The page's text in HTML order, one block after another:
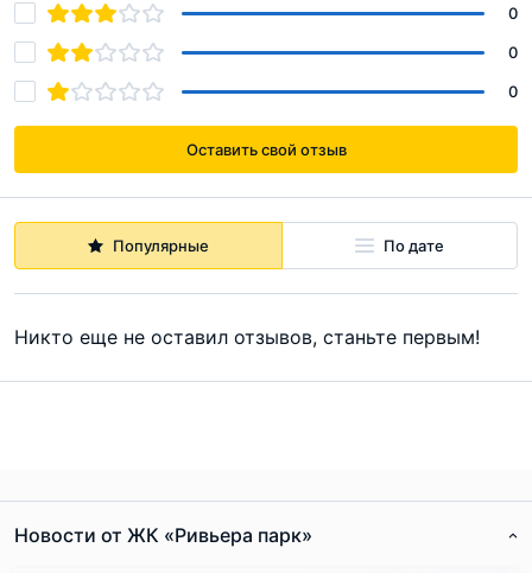
Военная ипотека Нет
Тип здания Монолитно-кирпичное
Этажность 10
Отделка от
Без отделки
Потолки 2.75
Количество квартир
Оставить свой отзыв
Популярные По дате
Никто еще не оставил отзывов, станьте первым!
0
0
0
Новости от ЖК «Ривьера парк»